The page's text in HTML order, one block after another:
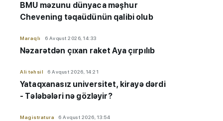
BMU məzunu dünyaca məşhur
Chevening təqaüdünün qalibi olub
Maraqlı 6 Avqust 2026, 14:33
Nəzarətdən çıxan raket Aya çırpılıb
Ali təhsil 6 Avqust 2026, 14:21
Yataqxanasız universitet, kirayə dərdi
- Tələbələri nə gözləyir?
Magistratura 6 Avqust 2026, 13:54